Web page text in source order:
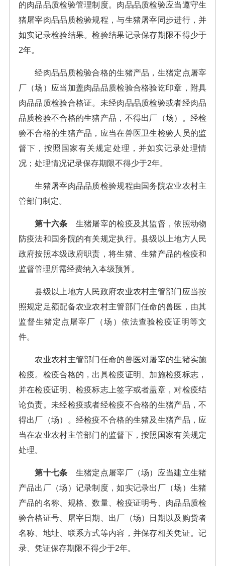
的肉品品质检验管理制度。肉品品质检验应当遵守生
猪屠宰肉品品质检验规程，与生猪屠宰同步进行，并
如实记录检验结果。检验结果记录保存期限不得少于
2年。
经肉品品质检验合格的生猪产品，生猪定点屠宰
厂（场）应当加盖肉品品质检验合格验讫印章，附具
肉品品质检验合格证。未经肉品品质检验或者经肉品
品质检验不合格的生猪产品，不得出厂（场）。经检
验不合格的生猪产品，应当在兽医卫生检验人员的监
督下，按照国家有关规定处理，并如实记录处理情
况；处理情况记录保存期限不得少于2年。
生猪屠宰肉品品质检验规程由国务院农业农村主
管部门制定。
第十六条 生猪屠宰的检疫及其监督，依照动物
防疫法和国务院的有关规定执行。县级以上地方人民
政府按照本级政府职责，将生猪、生猪产品的检疫和
监督管理所需经费纳入本级预算。
县级以上地方人民政府农业农村主管部门应当按
照规定足额配备农业农村主管部门任命的兽医，由其
监督生猪定点屠宰厂（场）依法查验检疫证明等文
件。
农业农村主管部门任命的兽医对屠宰的生猪实施
检疫。检疫合格的，出具检疫证明、加施检疫标志，
并在检疫证明、检疫标志上签字或者盖章，对检疫结
论负责。未经检疫或者经检疫不合格的生猪产品，不
得出厂（场）。经检疫不合格的生猪及生猪产品，应
当在农业农村主管部门的监督下，按照国家有关规定
处理。
第十七条 生猪定点屠宰厂（场）应当建立生猪
产品出厂（场）记录制度，如实记录出厂（场）生猪
产品的名称、规格、数量、检疫证明号、肉品品质检
验合格证号、屠宰日期、出厂（场）日期以及购货者
名称、地址、联系方式等内容，并保存相关凭证。记
录、凭证保存期限不得少于2年。